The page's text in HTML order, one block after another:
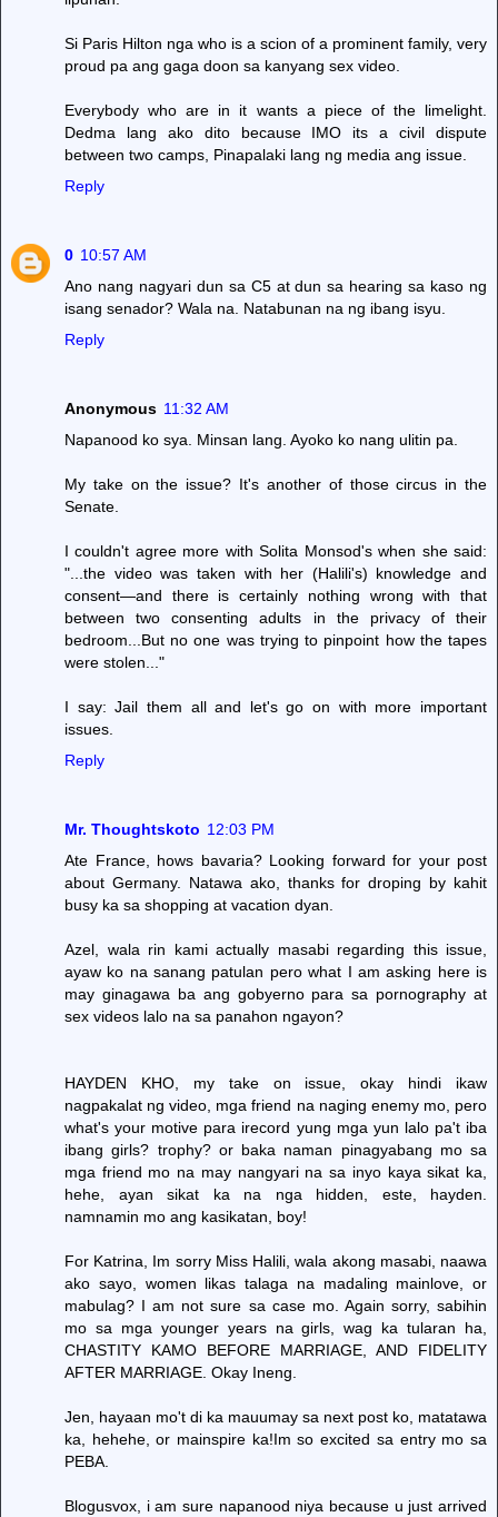
Si Paris Hilton nga who is a scion of a prominent family, very
proud pa ang gaga doon sa kanyang sex video.
Everybody who are in it wants a piece of the limelight.
Dedma lang ako dito because IMO its a civil dispute
between two camps, Pinapalaki lang ng media ang issue.
Reply
0 10:57 AM
Ano nang nagyari dun sa C5 at dun sa hearing sa kaso ng
isang senador? Wala na. Natabunan na ng ibang isyu.
Reply
Anonymous 11:32 AM
Napanood ko sya. Minsan lang. Ayoko ko nang ulitin pa.
My take on the issue? It's another of those circus in the
Senate.
I couldn't agree more with Solita Monsod's when she said:
"...the video was taken with her (Halili's) knowledge and
consent—and there is certainly nothing wrong with that
between two consenting adults in the privacy of their
bedroom...But no one was trying to pinpoint how the tapes
were stolen..."
I say: Jail them all and let's go on with more important
issues.
Reply
Mr. Thoughtskoto 12:03 PM
Ate France, hows bavaria? Looking forward for your post
about Germany. Natawa ako, thanks for droping by kahit
busy ka sa shopping at vacation dyan.
Azel, wala rin kami actually masabi regarding this issue,
ayaw ko na sanang patulan pero what I am asking here is
may ginagawa ba ang gobyerno para sa pornography at
sex videos lalo na sa panahon ngayon?
HAYDEN KHO, my take on issue, okay hindi ikaw
nagpakalat ng video, mga friend na naging enemy mo, pero
what's your motive para irecord yung mga yun lalo pa't iba
ibang girls? trophy? or baka naman pinagyabang mo sa
mga friend mo na may nangyari na sa inyo kaya sikat ka,
hehe, ayan sikat ka na nga hidden, este, hayden.
namnamin mo ang kasikatan, boy!
For Katrina, Im sorry Miss Halili, wala akong masabi, naawa
ako sayo, women likas talaga na madaling mainlove, or
mabulag? I am not sure sa case mo. Again sorry, sabihin
mo sa mga younger years na girls, wag ka tularan ha,
CHASTITY KAMO BEFORE MARRIAGE, AND FIDELITY
AFTER MARRIAGE. Okay Ineng.
Jen, hayaan mo't di ka mauumay sa next post ko, matatawa
ka, hehehe, or mainspire ka!Im so excited sa entry mo sa
PEBA.
Blogusvox, i am sure napanood niya because u just arrived